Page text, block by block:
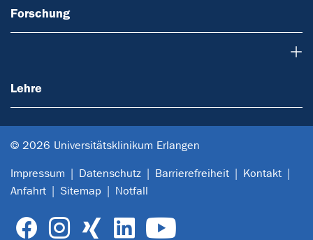
Forschung
Lehre
© 2026 Universitätsklinikum Erlangen
Impressum Datenschutz Barrierefreiheit
Kontakt
Anfahrt
Sitemap Notfall